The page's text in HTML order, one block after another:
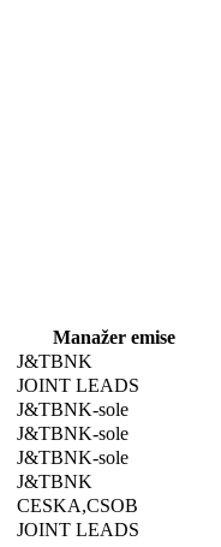
Manažer emise
J&TBNK
JOINT LEADS
J&TBNK-sole
J&TBNK-sole
J&TBNK-sole
J&TBNK
CESKA,CSOB
JOINT LEADS